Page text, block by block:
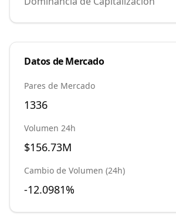
Datos de Mercado
Pares de Mercado
1336
Volumen 24h
$156.73M
Cambio de Volumen (24h)
-12.0981%